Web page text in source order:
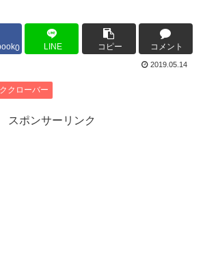
相互RSS
0 LINE コピー コメント
2019.05.14
クローバー
スポンサーリンク